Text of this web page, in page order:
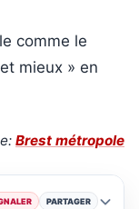
comme le
mieux » en
Brest métropole
PARTAGER